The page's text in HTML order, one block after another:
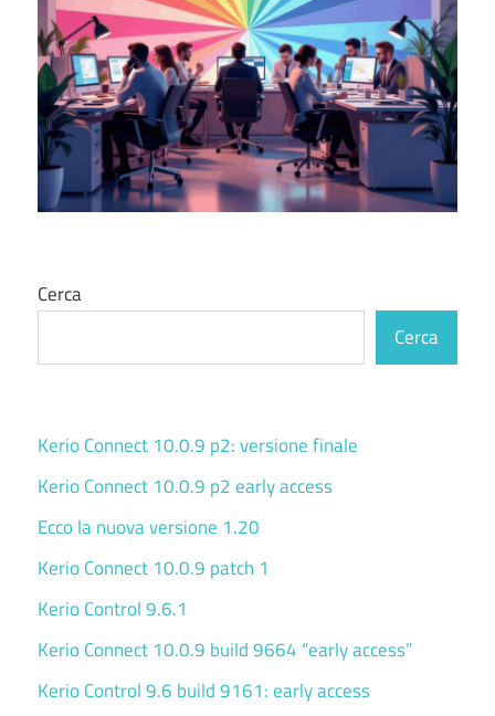
Cerca
Cerca
Kerio Connect 10.0.9 p2: versione finale
Kerio Connect 10.0.9 p2 early access
Ecco la nuova versione 1.20
Kerio Connect 10.0.9 patch 1
Kerio Control 9.6.1
Kerio Connect 10.0.9 build 9664 “early access”
Kerio Control 9.6 build 9161: early access